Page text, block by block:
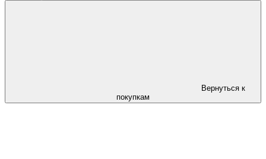
Вернуться к
покупкам